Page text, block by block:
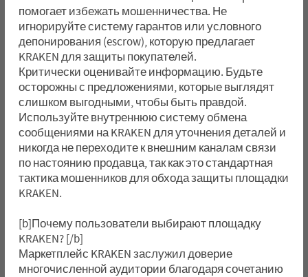
помогает избежать мошенничества. Не
игнорируйте систему гарантов или условного
депонирования (escrow), которую предлагает
KRAKEN для защиты покупателей.
Критически оценивайте информацию. Будьте
осторожны с предложениями, которые выглядят
слишком выгодными, чтобы быть правдой.
Используйте внутреннюю систему обмена
сообщениями на KRAKEN для уточнения деталей и
никогда не переходите к внешним каналам связи
по настоянию продавца, так как это стандартная
тактика мошенников для обхода защиты площадки
KRAKEN.
[b]Почему пользователи выбирают площадку
KRAKEN? [/b]
Маркетплейс KRAKEN заслужил доверие
многочисленной аудитории благодаря сочетанию